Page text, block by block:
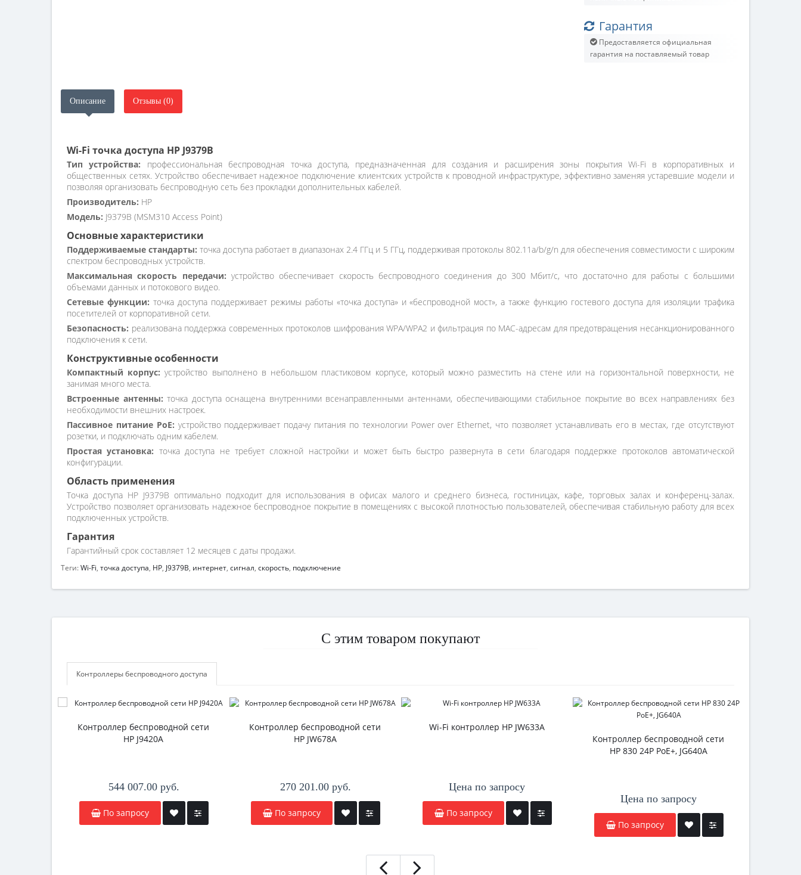
Гарантия
Предоставляется официальная
гарантия на поставляемый товар
Описание Отзывы (0)
Wi-Fi точка доступа HP J9379B
Тип устройства: профессиональная беспроводная точка доступа, предназначенная для создания и расширения зоны покрытия Wi-Fi в корпоративных и
общественных сетях. Устройство обеспечивает надежное подключение клиентских устройств к проводной инфраструктуре, эффективно заменяя устаревшие модели и
позволяя организовать беспроводную сеть без прокладки дополнительных кабелей.
Производитель: HP
Модель: J9379B (MSM310 Access Point)
Основные характеристики
Поддерживаемые стандарты: точка доступа работает в диапазонах 2.4 ГГц и 5 ГГц, поддерживая протоколы 802.11a/b/g/n для обеспечения совместимости с широким
спектром беспроводных устройств.
Максимальная скорость передачи: устройство обеспечивает скорость беспроводного соединения до 300 Мбит/с, что достаточно для работы с большими
объемами данных и потокового видео.
Сетевые функции: точка доступа поддерживает режимы работы «точка доступа» и «беспроводной мост», а также функцию гостевого доступа для изоляции трафика
посетителей от корпоративной сети.
Безопасность: реализована поддержка современных протоколов шифрования WPA/WPA2 и фильтрация по MAC-адресам для предотвращения несанкционированного
подключения к сети.
Конструктивные особенности
Компактный корпус: устройство выполнено в небольшом пластиковом корпусе, который можно разместить на стене или на горизонтальной поверхности, не
занимая много места.
Встроенные антенны: точка доступа оснащена внутренними всенаправленными антеннами, обеспечивающими стабильное покрытие во всех направлениях без
необходимости внешних настроек.
Пассивное питание PoE: устройство поддерживает подачу питания по технологии Power over Ethernet, что позволяет устанавливать его в местах, где отсутствуют
розетки, и подключать одним кабелем.
Простая установка: точка доступа не требует сложной настройки и может быть быстро развернута в сети благодаря поддержке протоколов автоматической
конфигурации.
Область применения
Точка доступа HP J9379B оптимально подходит для использования в офисах малого и среднего бизнеса, гостиницах, кафе, торговых залах и конференц-залах.
Устройство позволяет организовать надежное беспроводное покрытие в помещениях с высокой плотностью пользователей, обеспечивая стабильную работу для всех
подключенных устройств.
Гарантия
Гарантийный срок составляет 12 месяцев с даты продажи.
Теги:Wi-Fi, точка доступа, HP, J9379B, интернет, сигнал, скорость, подключение
С этим товаром покупают
Контроллеры беспроводного доступа
Контроллер беспроводной сети
HP J9420A
544 007.00 руб.
По запросу
Контроллер беспроводной сети
HP JW678A
270 201.00 руб.
По запросу
Wi-Fi контроллер HP JW633A
Цена по запросу
По запросу
Контроллер беспроводной сети
HP 830 24P PoE+, JG640A
Цена по запросу
По запросу